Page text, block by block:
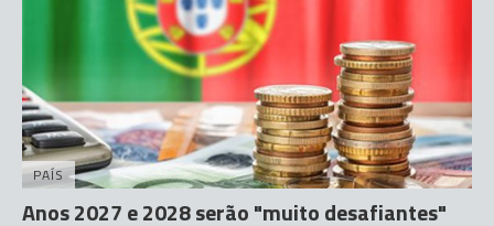
PAÍS
Anos 2027 e 2028 serão "muito desafiantes"